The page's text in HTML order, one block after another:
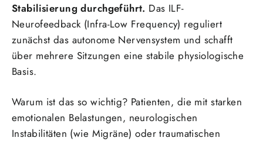
Stabilisierung durchgeführt. Das ILF-
Neurofeedback (Infra-Low Frequency) reguliert
zunächst das autonome Nervensystem und schafft
über mehrere Sitzungen eine stabile physiologische
Basis.
Warum ist das so wichtig? Patienten, die mit starken
emotionalen Belastungen, neurologischen
Instabilitäten (wie Migräne) oder traumatischen